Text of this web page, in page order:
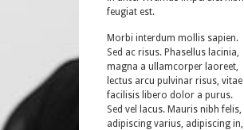
feugiat est.
Morbi interdum mollis sapien.
Sed ac risus. Phasellus lacinia,
magna a ullamcorper laoreet,
lectus arcu pulvinar risus, vitae
facilisis libero dolor a purus.
Sed vel lacus. Mauris nibh felis,
adipiscing varius, adipiscing in,